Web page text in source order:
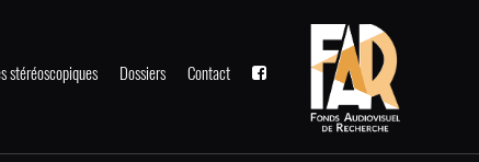
stéréoscopiques Dossiers Contact